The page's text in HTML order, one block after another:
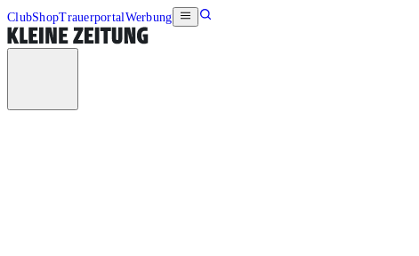
ClubShopTrauerportalWerbung